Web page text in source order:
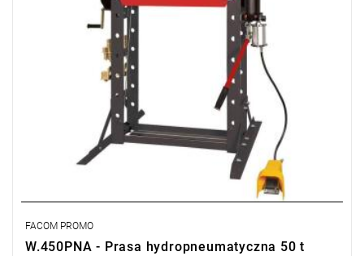
FACOM PROMO
W.450PNA - Prasa hydropneumatyczna 50 t